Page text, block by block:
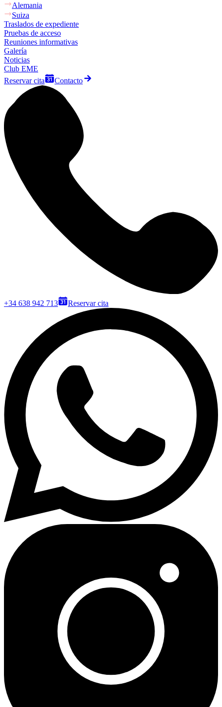
Alemania
Suiza
Traslados de expediente
Pruebas de acceso
Reuniones informativas
Galería
Noticias
Club EME
Reservar cita
Contacto
+34 638 942 713 Reservar cita